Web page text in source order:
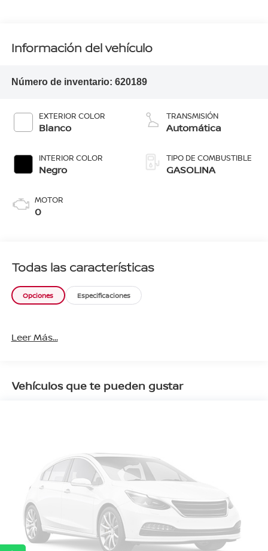
Información del vehículo
Número de inventario: 620189
EXTERIOR COLOR
Blanco
INTERIOR COLOR
Negro
MOTOR
0
TRANSMISIÓN
Automática
TIPO DE COMBUSTIBLE
GASOLINA
Todas las características
Opciones Especificaciones
Leer Más...
Vehículos que te pueden gustar